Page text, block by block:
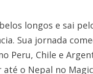
longos e sai
Sua jornada
Peru, Chile e
o Nepal no